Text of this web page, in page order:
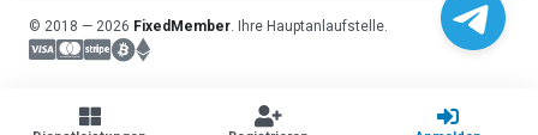
© 2018 — 2026 FixedMember. Ihre Hauptanlaufstelle.